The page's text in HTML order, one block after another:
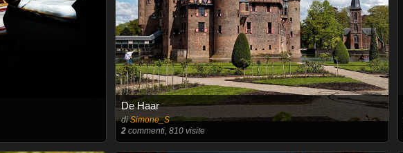
De Haar
diSimone_S
2commenti, 810 visite